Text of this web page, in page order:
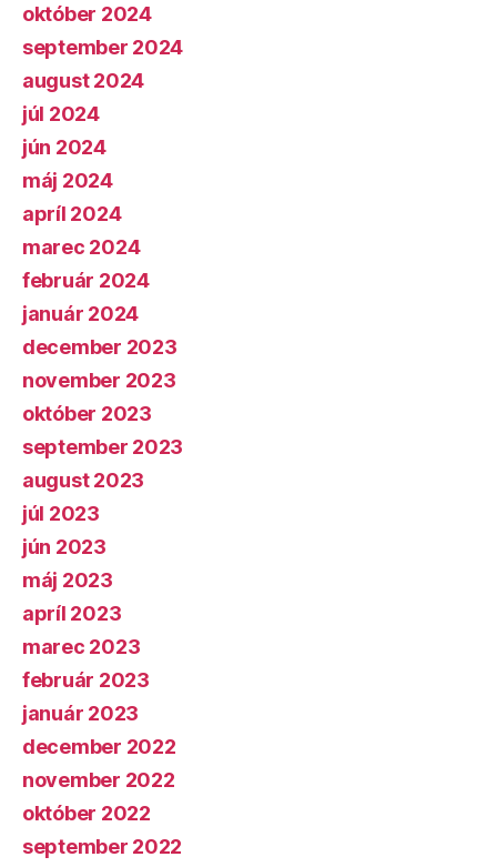
október 2024
september 2024
august 2024
júl 2024
jún 2024
máj 2024
apríl 2024
marec 2024
február 2024
január 2024
december 2023
november 2023
október 2023
september 2023
august 2023
júl 2023
jún 2023
máj 2023
apríl 2023
marec 2023
február 2023
január 2023
december 2022
november 2022
október 2022
september 2022